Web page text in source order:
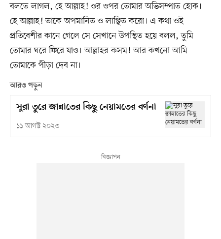
বলতে লাগল, হে আল্লাহ! ওর ওপর তোমার অভিসম্পাত হোক।
হে আল্লাহ! তাকে অপমানিত ও লাঞ্ছিত করো। এ কথা ওই
প্রতিবেশীর কানে গেলে সে সেখানে উপস্থিত হয়ে বলল, তুমি
তোমার ঘরে ফিরে যাও। আল্লাহর কসম! আর কখনো আমি
তোমাকে পীড়া দেব না।
আরও পড়ুন
সুরা তুরে জান্নাতের কিছু নেয়ামতের বর্ণনা
১১ আগস্ট ২০২৩